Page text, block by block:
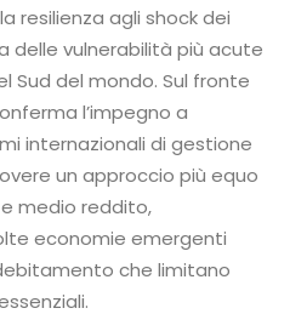
resilienza agli shock dei
delle vulnerabilità più acute
Sud del mondo. Sul fronte
l’impegno a
internazionali di gestione
un approccio più equo
medio reddito,
economie emergenti
che limitano